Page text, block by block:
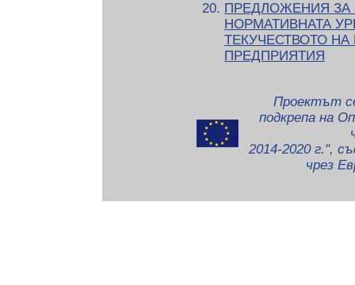
ПРЕДЛОЖЕНИЯ ЗА
НОРМАТИВНАТА
ТЕКУЧЕСТВОТО НА
ПРЕДПРИЯТИЯ
Проектът
подкрепа на
2014-2020 г.",
чрез